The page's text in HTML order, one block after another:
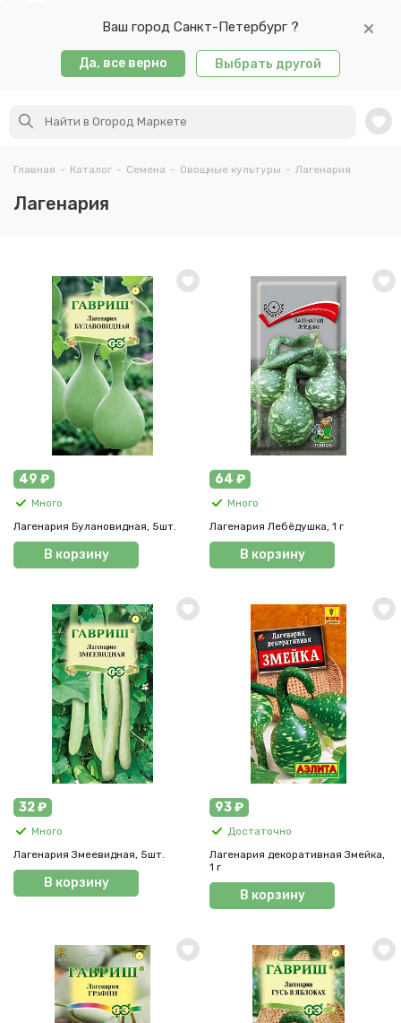
Ваш город Санкт-Петербург ?
Да, все верно Выбрать другой
Главная - Каталог - Семена - Овощные культуры - Лагенария
Лагенария
49 ₽
Много
Лагенария Булановидная, 5шт.
В корзину
64 ₽
Много
Лагенария Лебёдушка, 1 г
В корзину
32 ₽
Много
Лагенария Змеевидная, 5шт.
В корзину
93 ₽
Достаточно
Лагенария декоративная Змейка,
1 г
В корзину